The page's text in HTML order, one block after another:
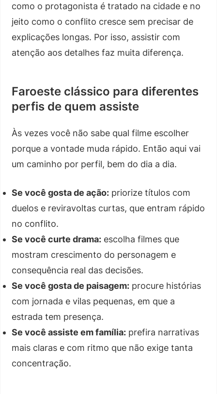
como o protagonista é tratado na cidade e no
jeito como o conflito cresce sem precisar de
explicações longas. Por isso, assistir com
atenção aos detalhes faz muita diferença.
Faroeste clássico para diferentes
perfis de quem assiste
Às vezes você não sabe qual filme escolher
porque a vontade muda rápido. Então aqui vai
um caminho por perfil, bem do dia a dia.
Se você gosta de ação: priorize títulos com
duelos e reviravoltas curtas, que entram rápido
no conflito.
Se você curte drama: escolha filmes que
mostram crescimento do personagem e
consequência real das decisões.
Se você gosta de paisagem: procure histórias
com jornada e vilas pequenas, em que a
estrada tem presença.
Se você assiste em família: prefira narrativas
mais claras e com ritmo que não exige tanta
concentração.